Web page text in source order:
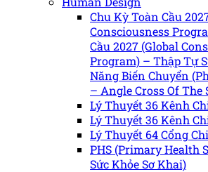
Chu Kỳ Toàn Cầu
Consciousness
Cầu 2027 (Global
Program) – Thập Tự
Năng Biến Chuyển
– Angle Cross Of The
Lý Thuyết 36 Kênh
Lý Thuyết 36 Kênh
Lý Thuyết 64 Cổng
PHS (Primary Health
Sức Khỏe Sơ Khai)